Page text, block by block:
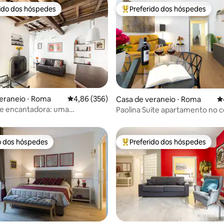
de 5, 207 avaliações
preferidos dos hóspedes
dos hóspedes
⋅ Roma 4,86 de uma avaliação média de 5, 356
4,86 (356)
encantadora: uma
Entre os melhores preferidos
Preferido dos hóspedes
Casa de veraneio ⋅ Roma
Paolina Suite apartamento no
dos hóspedes
dos hóspedes Entre os melhores preferidos
Preferido dos hóspedes